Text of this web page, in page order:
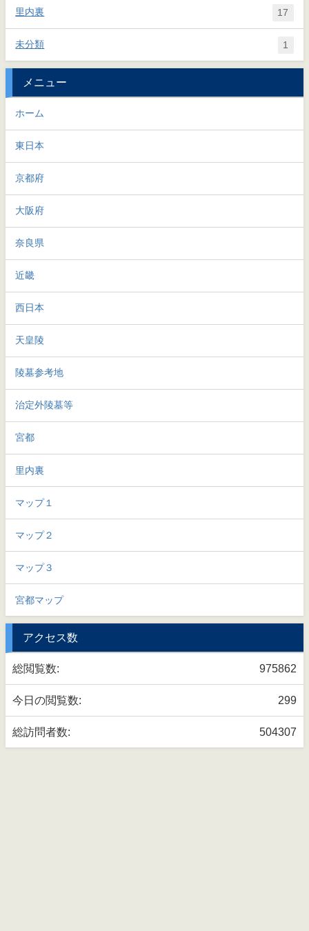
里内裏 17
未分類 1
メニュー
ホーム
東日本
京都府
大阪府
奈良県
近畿
西日本
天皇陵
陵墓参考地
治定外陵墓等
宮都
里内裏
マップ１
マップ２
マップ３
宮都マップ
アクセス数
975862
総閲覧数:
299
今日の閲覧数:
504307
総訪問者数: